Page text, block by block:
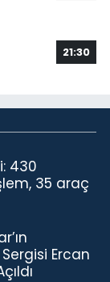
21:30
430
35 araç
Sergisi Ercan